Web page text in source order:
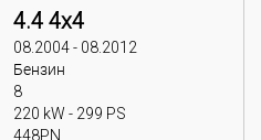
4.4 4x4
08.2004 - 08.2012
Бензин
8
220 kW - 299 PS
448PN